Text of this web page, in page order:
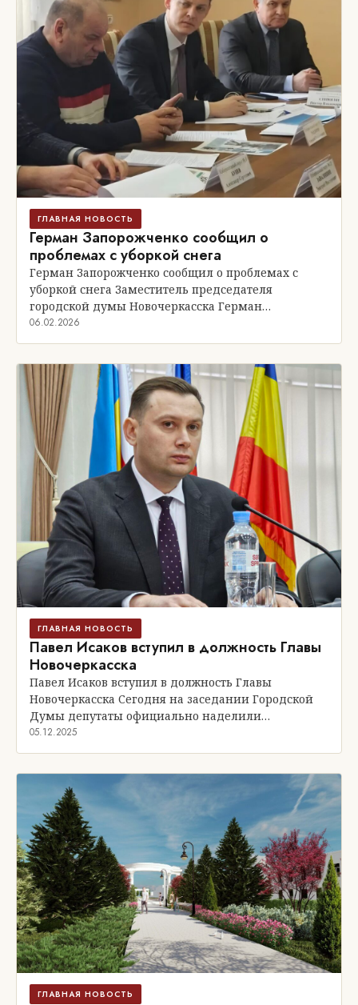
ГЛАВНАЯ НОВОСТЬ
Герман Запорожченко сообщил о
проблемах с уборкой снега
Герман Запорожченко сообщил о проблемах с
уборкой снега Заместитель председателя
городской думы Новочеркасска Герман…
06.02.2026
ГЛАВНАЯ НОВОСТЬ
Павел Исаков вступил в должность Главы
Новочеркасска
Павел Исаков вступил в должность Главы
Новочеркасска Сегодня на заседании Городской
Думы депутаты официально наделили…
05.12.2025
ГЛАВНАЯ НОВОСТЬ